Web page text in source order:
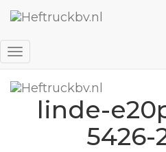
Favorieten
Inloggen
Navigatie
linde-
5426-